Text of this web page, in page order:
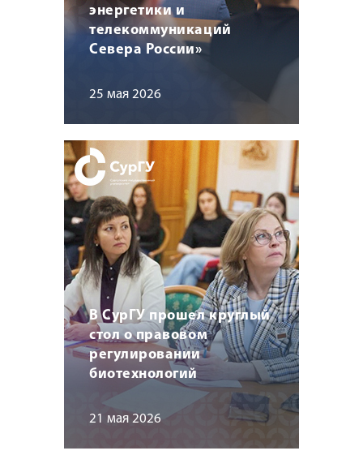
энергетики и
телекоммуникаций
Севера России»
25 мая 2026
В СурГУ прошел круглый
стол о правовом
регулировании
биотехнологий
21 мая 2026